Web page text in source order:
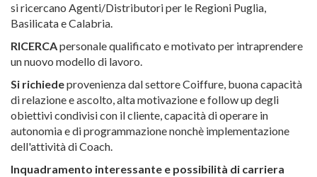
si ricercano Agenti/Distributori per le Regioni Puglia,
Basilicata e Calabria.
RICERCApersonale qualificato e motivato per intraprendere
un nuovo modello di lavoro.
Si richiedeprovenienza dal settore Coiffure, buona capacità
di relazione e ascolto, alta motivazione e follow up degli
obiettivi condivisi con il cliente, capacità di operare in
autonomia e di programmazione nonchè implementazione
dell'attività di Coach.
Inquadramento interessante e possibilità di carriera